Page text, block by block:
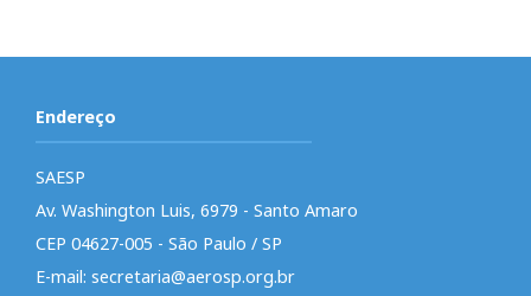
Endereço
SAESP
Av. Washington Luis, 6979 - Santo Amaro
CEP 04627-005 - São Paulo / SP
E-mail: secretaria@aerosp.org.br